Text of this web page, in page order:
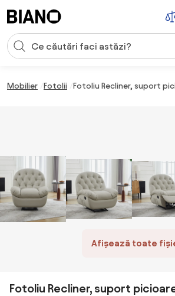
Introducerea căutării
Mobilier Fotolii Fotoliu Recliner, suport
Afișează toate
Fotoliu Recliner, suport